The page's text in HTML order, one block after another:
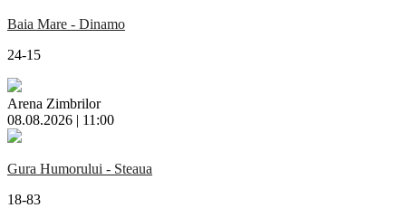
Baia Mare - Dinamo
24-15
Arena Zimbrilor
08.08.2026 | 11:00
Gura Humorului - Steaua
18-83